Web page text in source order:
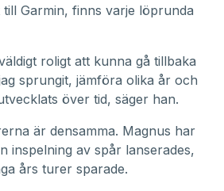
Garmin, finns varje löprunda
roligt att kunna gå tillbaka
sprungit, jämföra olika år och
över tid, säger han.
är densamma. Magnus har
inspelning av spår lanserades,
års turer sparade.